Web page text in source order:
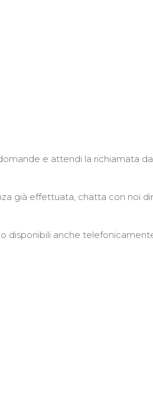
e attendi la richiamata
già effettuata, chatta con noi
disponibili anche